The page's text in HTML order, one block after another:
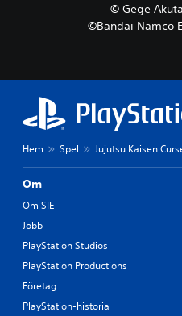
© Gege
©Bandai Namco
Hem Spel Jujutsu Kaisen
Om
Om SIE
Jobb
PlayStation Studios
PlayStation Productions
Företag
PlayStation-historia